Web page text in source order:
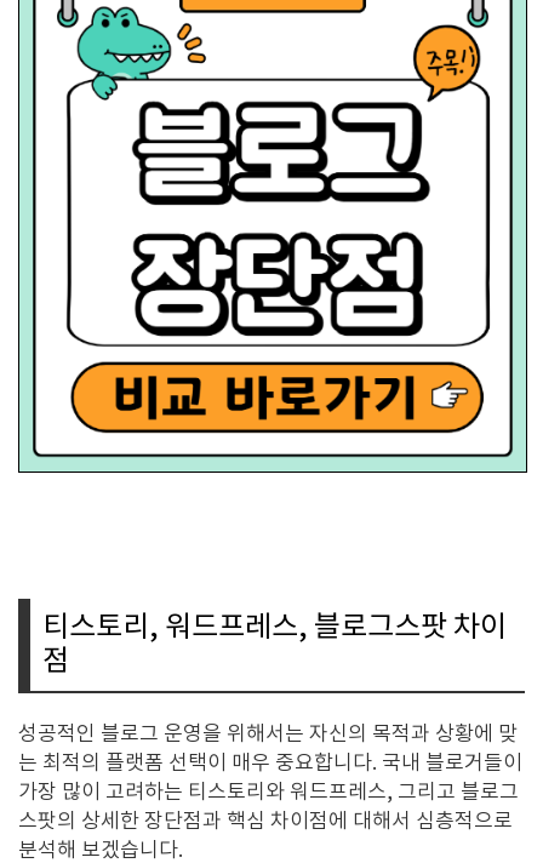
티스토리, 워드프레스, 블로그스팟 차이
점
성공적인 블로그 운영을 위해서는 자신의 목적과 상황에 맞
는 최적의 플랫폼 선택이 매우 중요합니다. 국내 블로거들이
가장 많이 고려하는 티스토리와 워드프레스, 그리고 블로그
스팟의 상세한 장단점과 핵심 차이점에 대해서 심층적으로
분석해 보겠습니다.